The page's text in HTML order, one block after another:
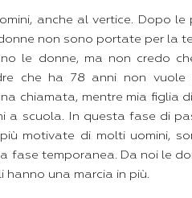
anche al vertice. Dopo le
non sono portate per la
le donne, ma non credo
che ha 78 anni non vuole
chiamata, mentre mia figlia
a scuola. In questa fase di
motivate di molti uomini,
fase temporanea. Da noi le
hanno una marcia in più.